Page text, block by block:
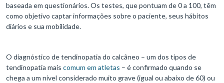
baseada em questionários. Os testes, que pontuam de 0 a 100, têm
como objetivo captar informações sobre o paciente, seus hábitos
diários e sua mobilidade.
O diagnóstico de tendinopatia do calcâneo – um dos tipos de
tendinopatia mais comum em atletas – é confirmado quando se
chega a um nível considerado muito grave (igual ou abaixo de 60) ou